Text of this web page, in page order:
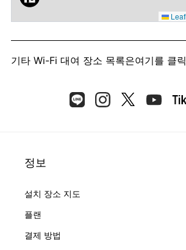
기타 Wi-Fi 대여 장소 목록은여기를 클
정보
설치 장소 지도
플랜
결제 방법